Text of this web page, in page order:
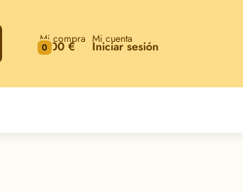
0
Mi compra
0,00 € Mi cuenta
Iniciar sesión